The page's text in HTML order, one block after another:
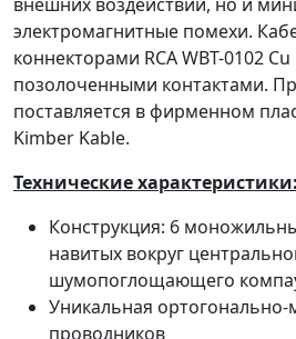
электромагнитные помехи.
коннекторами RCA WBT-0102
позолоченными контактами.
поставляется в фирменном
Kimber Kable.
Технические характеристики:
Конструкция: 6
навитых вокруг
шумопоглощающего
Уникальная
проводников